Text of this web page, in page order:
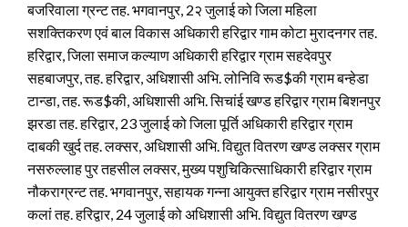
बजरिवाला ग्रन्ट तह. भगवानपुर, 2२ जुलाई को जिला महिला
सशक्तिकरण एवं बाल विकास अधिकारी हरिद्वार गाम कोटा मुरादनगर तह.
हरिद्वार, जिला समाज कल्याण अधिकारी हरिद्वार ग्राम सहदेवपुर
सहबाजपुर, तह. हरिद्वार, अधिशासी अभि. लोनिवि रूड$की ग्राम बन्हेडा
टान्डा, तह. रूड$की, अधिशासी अभि. सिचांई खण्ड हरिद्वार ग्राम बिशनपुर
झरडा तह. हरिद्वार, 23 जुलाई को जिला पूर्ति अधिकारी हरिद्वार ग्राम
दाबकी खुर्द तह. लक्सर, अधिशासी अभि. विद्युत वितरण खण्ड लक्सर ग्राम
नसरुल्लाह पुर तहसील लक्सर, मुख्य पशुचिकित्साधिकारी हरिद्वार ग्राम
नौकराग्रन्ट तह. भगवानपुर, सहायक गन्ना आयुक्त हरिद्वार ग्राम नसीरपुर
कलां तह. हरिद्वार, 24 जुलाई को अधिशासी अभि. विद्युत वितरण खण्ड